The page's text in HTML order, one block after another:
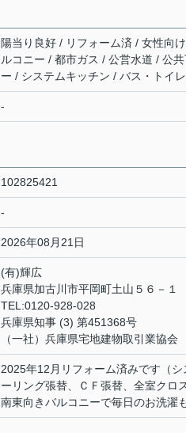
陽当り良好 / リフォーム済 / 女性向
ルコニー / 都市ガス / 公営水道 / 公
ー / システムキッチン / バス・トイ
-
102825421
-
2026年08月21日
(有)輝広
兵庫県加古川市平岡町土山５６－１
TEL:0120-928-028
兵庫県知事 (3) 第451368号
（一社）兵庫県宅地建物取引業協
2025年12月リフォーム済みです（
ーリング張替、ＣＦ張替、全室クロ
南東向きバルコニーで毎日のお洗濯